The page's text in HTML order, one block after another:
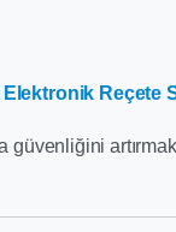
Reçete